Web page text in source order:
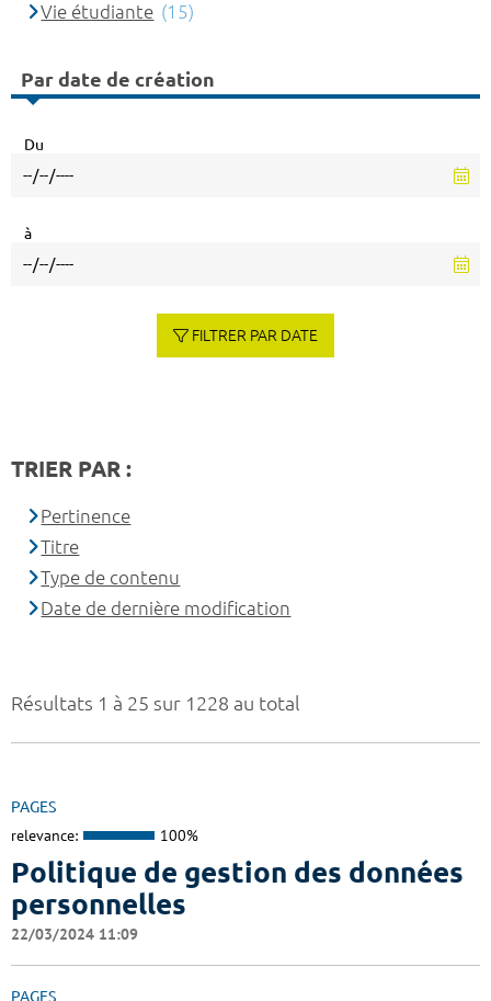
Résultats 1 à 25 sur 1228 au total
PAGES
relevance: 100%
Politique de gestion des données
personnelles
22/03/2024 11:09
PAGES
Vie étudiante (15)
Par date de création
Du
à
FILTRER PAR DATE
TRIER PAR :
Pertinence
Titre
Type de contenu
Date de dernière modification